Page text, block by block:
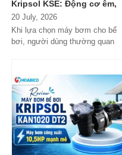
Kripsol KSE: Động cơ êm,
bền bỉ, có xứng đáng với
danh tiếng từ Tây Ban Nha?
20 July, 2026
Khi lựa chọn máy bơm cho bể
bơi, người dùng thường quan